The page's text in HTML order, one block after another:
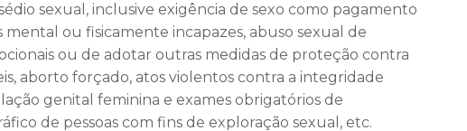
sexual, inclusive exigência de sexo como pagamento
mental ou fisicamente incapazes, abuso sexual de
ou de adotar outras medidas de proteção contra
aborto forçado, atos violentos contra a integridade
genital feminina e exames obrigatórios de
de pessoas com fins de exploração sexual, etc.